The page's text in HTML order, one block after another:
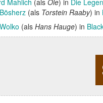
Mahlich (als Ole) in Die
(als Torstein Raaby) in
(als Hans Hauge) in